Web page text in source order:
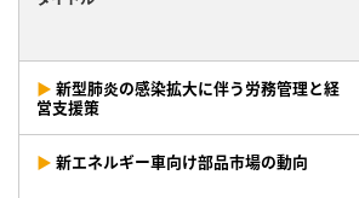
▶ 新型肺炎の感染拡大に伴う労務管理と経
営支援策
▶ 新エネルギー車向け部品市場の動向